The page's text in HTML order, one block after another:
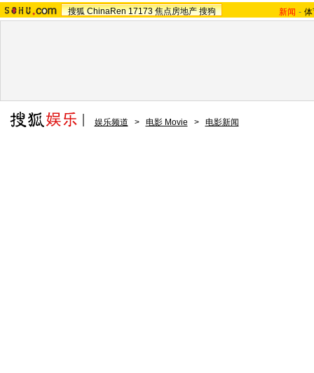
搜狐 ChinaRen 17173 焦点房地产 搜狗 新闻 -
娱乐频道 > 电影 Movie > 电影新闻